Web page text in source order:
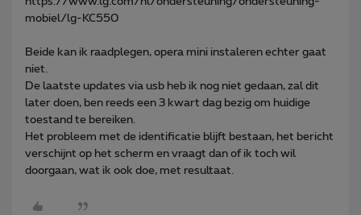
mobiel/lg-KC550
Beide kan ik raadplegen, opera mini instaleren echter gaat
niet.
De laatste updates via usb heb ik nog niet gedaan, zal dit
later doen, ben reeds een 3 kwart dag bezig om huidige
toestand te bereiken.
Het probleem met de identificatie blijft bestaan, het bericht
verschijnt op het scherm en vraagt dan of ik toch wil
doorgaan, wat ik ook doe, met resultaat.